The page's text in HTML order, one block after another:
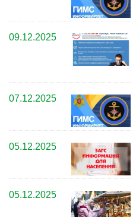
09.12.2025
07.12.2025
05.12.2025
05.12.2025